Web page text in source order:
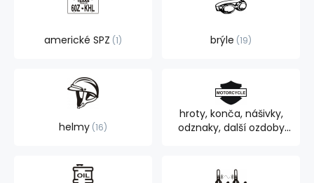
americké SPZ 1 brýle 19
helmy 16
hroty, konča, nášivky,
odznaky, další ozdoby